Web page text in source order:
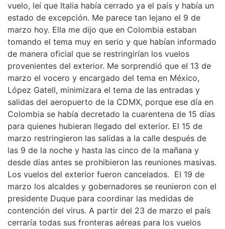
vuelo, leí que Italia había cerrado ya el país y había un
estado de excepción. Me parece tan lejano el 9 de
marzo hoy. Ella me dijo que en Colombia estaban
tomando el tema muy en serio y que habían informado
de manera oficial que se restringirían los vuelos
provenientes del exterior. Me sorprendió que el 13 de
marzo el vocero y encargado del tema en México,
López Gatell, minimizara el tema de las entradas y
salidas del aeropuerto de la CDMX, porque ese día en
Colombia se había decretado la cuarentena de 15 días
para quienes hubieran llegado del exterior. El 15 de
marzo restringieron las salidas a la calle después de
las 9 de la noche y hasta las cinco de la mañana y
desde días antes se prohibieron las reuniones masivas.
Los vuelos del exterior fueron cancelados. El 19 de
marzo los alcaldes y gobernadores se reunieron con el
presidente Duque para coordinar las medidas de
contención del virus. A partir del 23 de marzo el país
cerraría todas sus fronteras aéreas para los vuelos